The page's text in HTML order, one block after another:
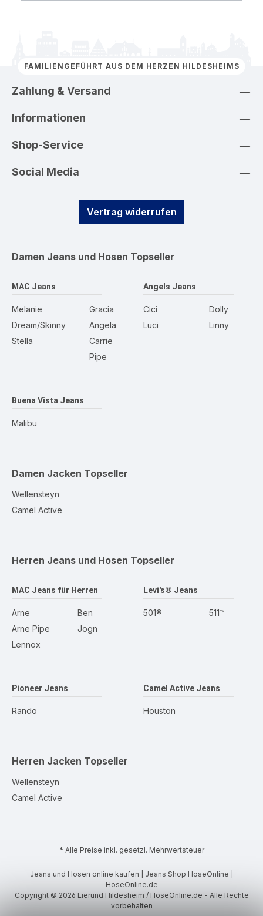
FAMILIENGEFÜHRT AUS DEM HERZEN HILDESHEIMS
Zahlung & Versand
Informationen
Shop-Service
Social Media
Vertrag widerrufen
Damen Jeans und Hosen Topseller
MAC Jeans
Melanie
Dream/Skinny
Stella
Gracia
Angela
Carrie
Pipe
Angels Jeans
Cici
Luci
Dolly
Linny
Buena Vista Jeans
Malibu
Damen Jacken Topseller
Wellensteyn
Camel Active
Herren Jeans und Hosen Topseller
MAC Jeans für Herren
Arne
Arne Pipe
Lennox
Ben
Jogn
Levi's® Jeans
501® 511™
Pioneer Jeans
Rando
Camel Active Jeans
Houston
Herren Jacken Topseller
Wellensteyn
Camel Active
* Alle Preise inkl. gesetzl. Mehrwertsteuer
Jeans und Hosen online kaufen | Jeans Shop HoseOnline |
HoseOnline.de
Copyright © 2026 Eierund Hildesheim / HoseOnline.de - Alle Rechte
vorbehalten